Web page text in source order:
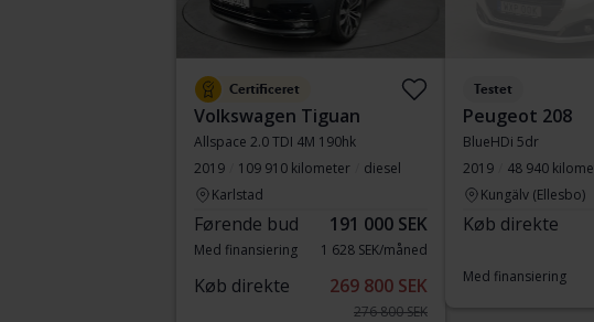
Certificeret
Volkswagen Tiguan
Allspace 2.0 TDI 4M 190hk
2019
109 910 kilometer
diesel
Karlstad
Førende bud 191 000 SEK
Med finansiering 1 628 SEK/måned
Køb direkte 269 800 SEK
276 800 SEK
Testet
Peugeot 208
BlueHDi 5dr
2019
48 940
Kungälv (Ellesbo)
Køb direkte
Med finansiering